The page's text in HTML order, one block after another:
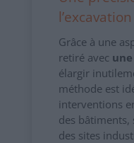
l’excavation
Grâce à une
retiré avec
élargir
méthode est
interventions
des bâtiments,
des sites